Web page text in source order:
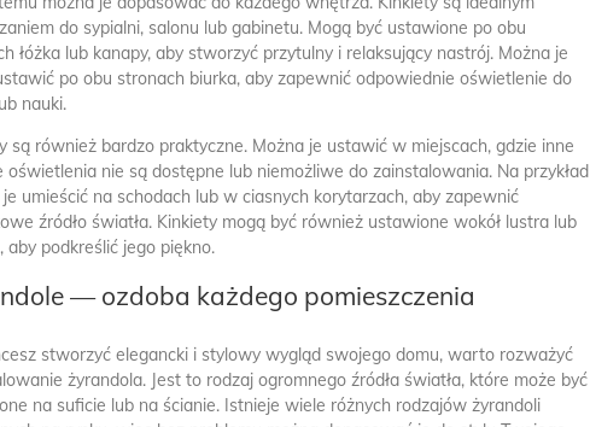
do sypialni, salonu lub gabinetu. Mogą być ustawione po obu
łóżka lub kanapy, aby stworzyć przytulny i relaksujący nastrój. Można je
po obu stronach biurka, aby zapewnić odpowiednie oświetlenie do
nauki.
są również bardzo praktyczne. Można je ustawić w miejscach, gdzie inne
oświetlenia nie są dostępne lub niemożliwe do zainstalowania. Na przykład
je umieścić na schodach lub w ciasnych korytarzach, aby zapewnić
źródło światła. Kinkiety mogą być również ustawione wokół lustra lub
aby podkreślić jego piękno.
— ozdoba każdego pomieszczenia
stworzyć elegancki i stylowy wygląd swojego domu, warto rozważyć
żyrandola. Jest to rodzaj ogromnego źródła światła, które może być
na suficie lub na ścianie. Istnieje wiele różnych rodzajów żyrandoli
KIM JEST DOBRY PREZENTER
RADIOWY?
marzę o takiej pracy
JAK URZĄDZIĆ KLASĘ
SZKOLNĄ, TAK ABY
SPRZYJAŁA NAUCE?
tylko do domu.